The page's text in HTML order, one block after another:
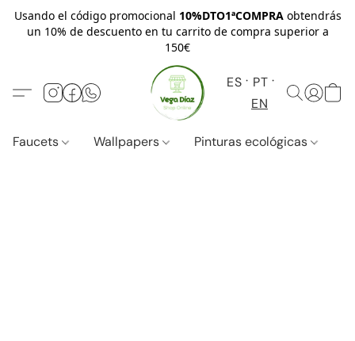
Usando el código promocional 10%DTO1ªCOMPRAobtendrás
un 10% de descuento en tu carrito de compra superior a
150€
ES
PT
EN
Faucets Wallpapers Pinturas ecológicas